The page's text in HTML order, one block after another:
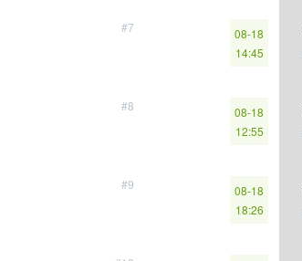
#7
08-18
14:45
#8
08-18
12:55
#9
08-18
18:26